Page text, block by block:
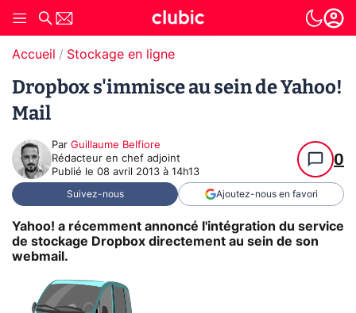
Accueil Stockage en ligne
Dropbox s'immisce au sein de Yahoo!
Mail
Par Guillaume Belfiore
Rédacteur en chef adjoint
Publié le 08 avril 2013 à 14h13
0
Suivez-nous Ajoutez-nous en favori
Yahoo! a récemment annoncé l'intégration du service
de stockage Dropbox directement au sein de son
webmail.